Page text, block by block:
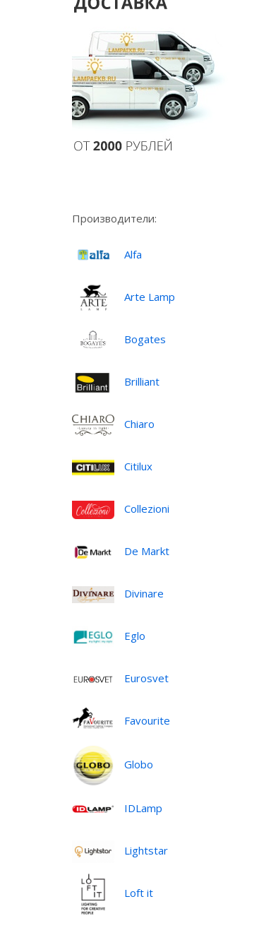
Производители:
Alfa
Arte Lamp
Bogates
Brilliant
Chiaro
Citilux
Collezioni
De Markt
Divinare
Eglo
Eurosvet
Favourite
Globo
IDLamp
Lightstar
Loft it